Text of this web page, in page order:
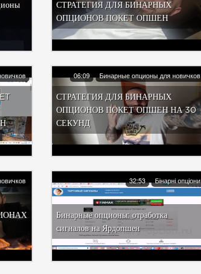
СТРАТЕГИЯ ДЛЯ БИНАРНЫХ
ОПЦИОНОВ ПОКЕТ ОПШЕН
06:09 Бинарные опционы для новичков
СТРАТЕГИЯ ДЛЯ БИНАРНЫХ
ОПЦИОНОВ ПОКЕТ ОПШЕН НА 30
СЕКУНД
32:53 Бінарні опціони
Бинарные опционы: отработка
сигналов на Ярдопшен